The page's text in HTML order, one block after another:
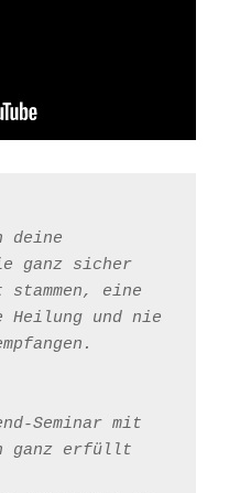
ganz sicher
eine
und nie
Seminar mit
ganz erfüllt